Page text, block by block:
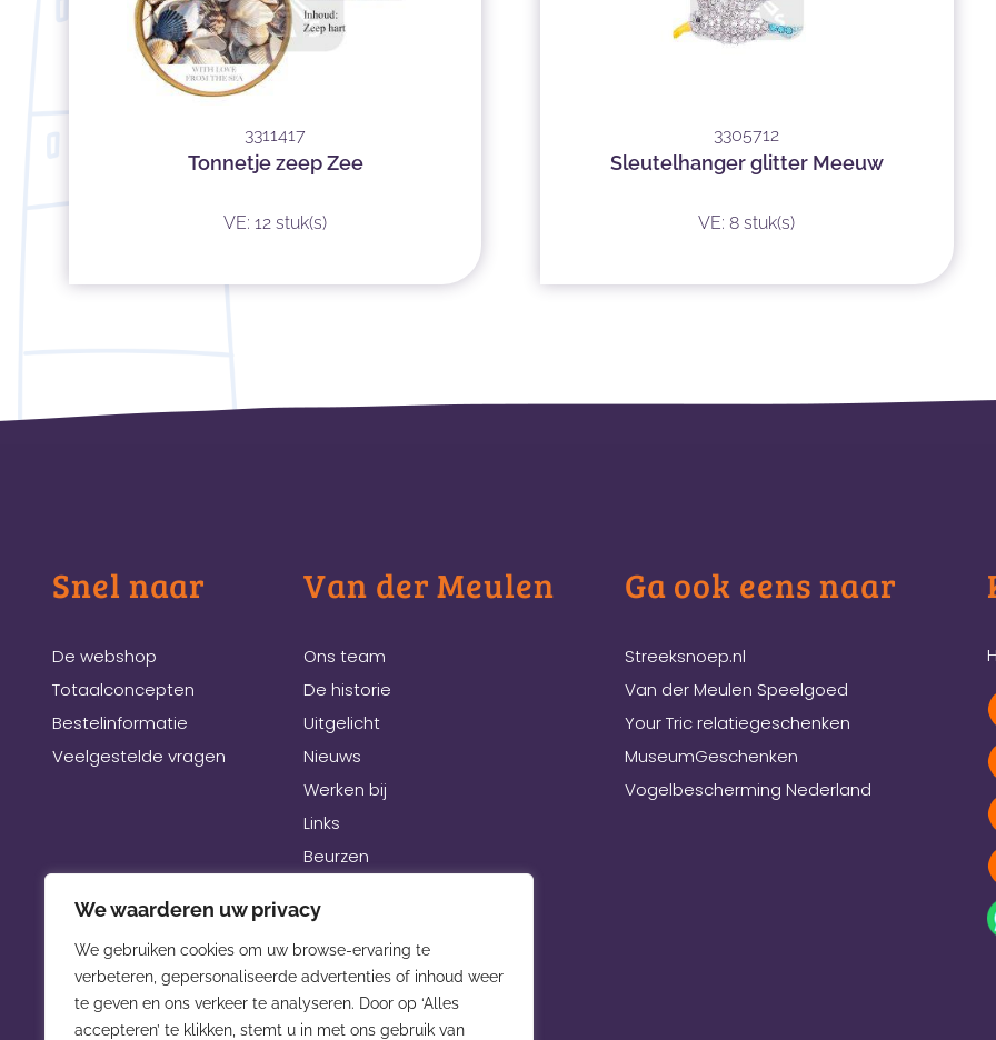
We waarderen uw privacy
We gebruiken cookies om uw browse-ervaring te
verbeteren, gepersonaliseerde advertenties of inhoud weer
te geven en ons verkeer te analyseren. Door op ‘Alles
accepteren’ te klikken, stemt u in met ons gebruik van
3311417
Tonnetje zeep Zee
VE: 12 stuk(s)
3305712
Sleutelhanger glitter Meeuw
VE: 8 stuk(s)
Snel naar
De webshop
Totaalconcepten
Bestelinformatie
Veelgestelde vragen
Van der Meulen
Ons team
De historie
Uitgelicht
Nieuws
Werken bij
Links
Beurzen
Ga ook eens naar
Streeksnoep.nl
Van der Meulen Speelgoed
Your Tric relatiegeschenken
MuseumGeschenken
Vogelbescherming Nederland